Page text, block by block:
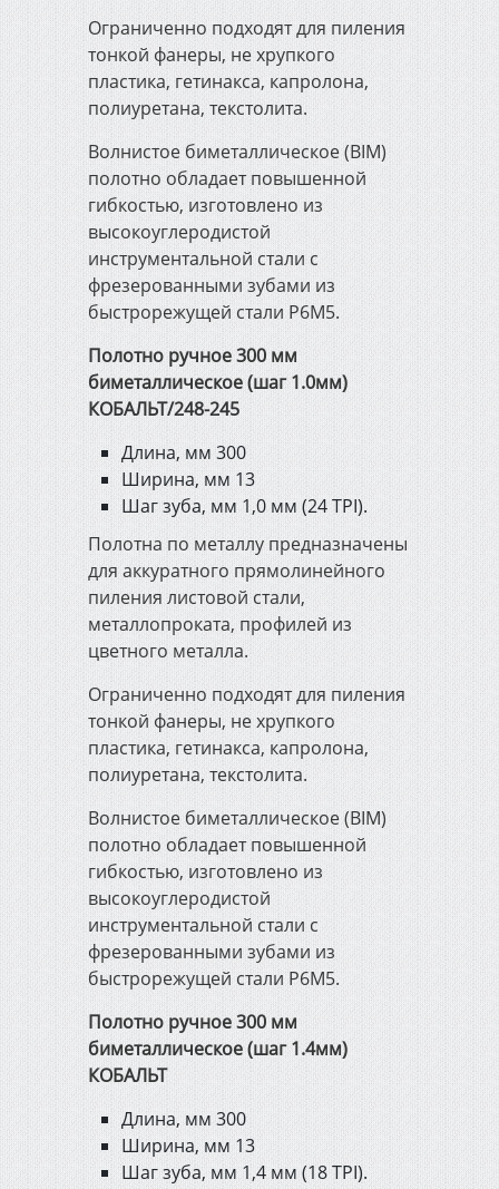
Ограниченно подходят для пиления
тонкой фанеры, не хрупкого
пластика, гетинакса, капролона,
полиуретана, текстолита.
Волнистое биметаллическое (BIM)
полотно обладает повышенной
гибкостью, изготовлено из
высокоуглеродистой
инструментальной стали с
фрезерованными зубами из
быстрорежущей стали Р6М5.
Полотно ручное 300 мм
биметаллическое (шаг 1.0мм)
КОБАЛЬТ/248-245
Длина, мм 300
Ширина, мм 13
Шаг зуба, мм 1,0 мм (24 TPI).
Полотна по металлу предназначены
для аккуратного прямолинейного
пиления листовой стали,
металлопроката, профилей из
цветного металла.
Ограниченно подходят для пиления
тонкой фанеры, не хрупкого
пластика, гетинакса, капролона,
полиуретана, текстолита.
Волнистое биметаллическое (BIM)
полотно обладает повышенной
гибкостью, изготовлено из
высокоуглеродистой
инструментальной стали с
фрезерованными зубами из
быстрорежущей стали Р6М5.
Полотно ручное 300 мм
биметаллическое (шаг 1.4мм)
КОБАЛЬТ
Длина, мм 300
Ширина, мм 13
Шаг зуба, мм 1,4 мм (18 TPI).